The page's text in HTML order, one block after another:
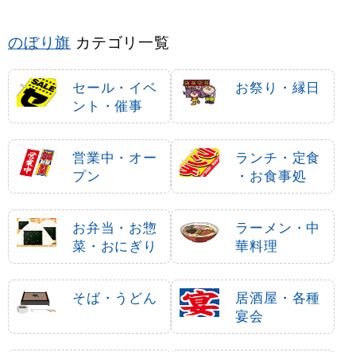
のぼり旗 カテゴリ一覧
セール・イベ
ント・催事
お祭り・縁日
営業中・オー
プン
ランチ・定食
・お食事処
お弁当・お惣
菜・おにぎり
ラーメン・中
華料理
そば・うどん
居酒屋・各種
宴会